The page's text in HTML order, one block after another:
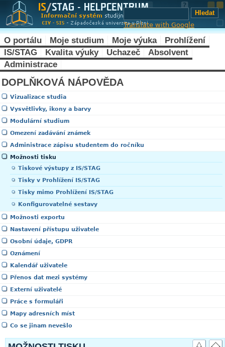
Translate with Google
O portálu Moje studium Moje výuka
Prohlížení
IS/STAG
Kvalita výuky Uchazeč
Absolvent
Administrace
DOPLŇKOVÁ NÁPOVĚDA
Vizualizace studia
Vysvětlivky, ikony a barvy
Modulární studium
Omezení zadávání známek
Administrace zápisu studentem do ročníku
Možnosti tisku
Tiskové výstupy z IS/STAG
Tisky v Prohlížení IS/STAG
Tisky mimo Prohlížení IS/STAG
Konfigurovatelné sestavy
Možnosti exportu
Nastavení přístupu uživatele
Osobní údaje, GDPR
Oznámení
Kalendář uživatele
Přenos dat mezi systémy
Externí uživatelé
Práce s formuláři
Mapy adresních míst
Co se jinam nevešlo